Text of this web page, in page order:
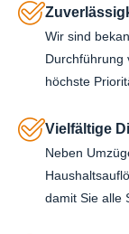
Wir sind
Durchführung
höchste
Vielfältige
Neben
damit Sie alle